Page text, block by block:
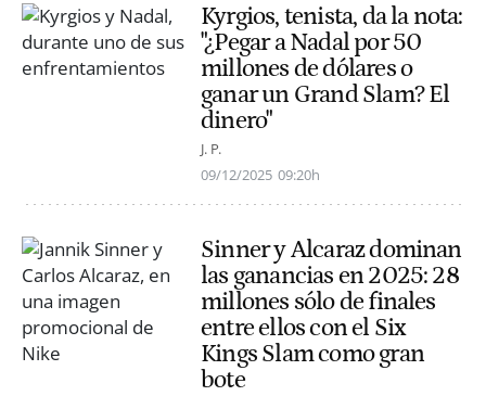
Kyrgios, tenista, da la nota:
"¿Pegar a Nadal por 50
millones de dólares o
ganar un Grand Slam? El
dinero"
J. P.
09/12/2025 09:20h
Sinner y Alcaraz dominan
las ganancias en 2025: 28
millones sólo de finales
entre ellos con el Six
Kings Slam como gran
bote